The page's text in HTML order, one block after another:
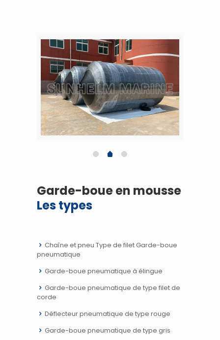
Garde-boue en mousse
Les types
Chaîne et pneu Type de filet Garde-boue
pneumatique
Garde-boue pneumatique à élingue
Garde-boue pneumatique de type filet de
corde
Déflecteur pneumatique de type rouge
Garde-boue pneumatique de type gris